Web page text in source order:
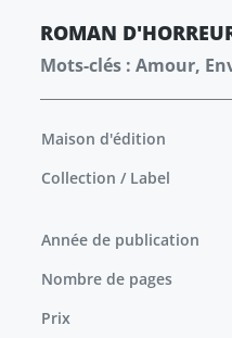
ROMAN
Mots-clés : Amour,
Maison d'édition
Collection / Label
Année de publication
Nombre de pages
Prix